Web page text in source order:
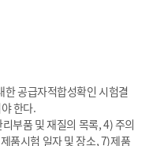
공급자적합성확인 시험결
한다.
부품 및 재질의 목록, 4) 주의
품시험 일자 및 장소, 7)제품